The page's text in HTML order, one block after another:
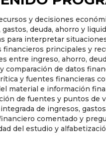
y decisiones
gastos, deuda, ahorro y
para interpretar
financieros principales y
entre ingreso, ahorro,
comparación de datos
y fuentes financieras
material e información
de fuentes y puntos de
de ingresos,
comentado y
del estudio y